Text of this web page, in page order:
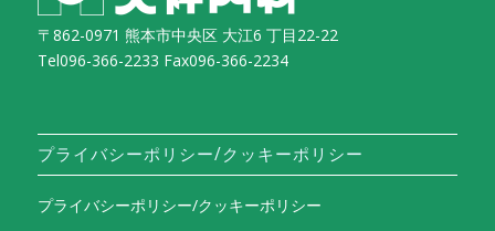
〒862-0971 熊本市中央区 大江6 丁目22-22
Tel096-366-2233 Fax096-366-2234
プライバシーポリシー/クッキーポリシー
プライバシーポリシー/クッキーポリシー